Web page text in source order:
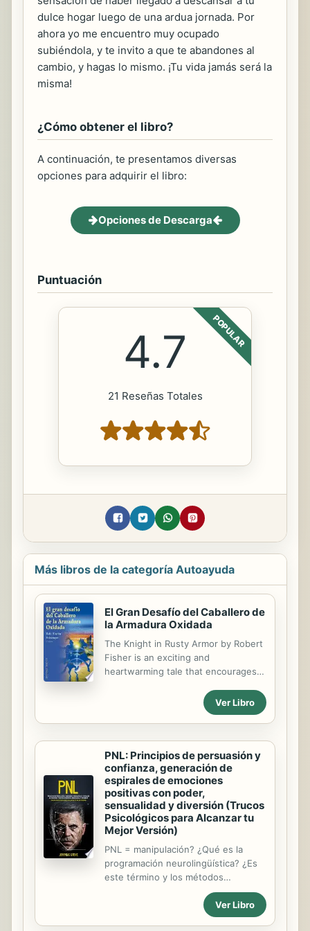
dulce hogar luego de una ardua jornada. Por
ahora yo me encuentro muy ocupado
subiéndola, y te invito a que te abandones al
cambio, y hagas lo mismo. ¡Tu vida jamás será la
misma!
¿Cómo obtener el libro?
A continuación, te presentamos diversas
opciones para adquirir el libro:
Opciones de Descarga
Puntuación
POPULAR
4.7
21 Reseñas Totales
Más libros de la categoría Autoayuda
El Gran Desafío del Caballero de
la Armadura Oxidada
The Knight in Rusty Armor by Robert
Fisher is an exciting and
heartwarming tale that encourages
has become a true classic. The
knight, archetype of the human soul,
will travel a path of self-rectification
and expansion of his consciousness
to free himself from the bonds of his
armor and thus return to the Source.
The wisdom conveyed in this book is
timeless and non-denominational, so
it can be approached from an infinite
number of points of view. In the
present work, Rabbi Aharon
Shlezinger makes a paraphrase of
the original book based and
supported by the...
Ver Libro
PNL: Principios de persuasión y
confianza, generación de
espirales de emociones
positivas con poder,
sensualidad y diversión (Trucos
Psicológicos para Alcanzar tu
Mejor Versión)
PNL = manipulación? ¿Qué es la
programación neurolingüística? ¿Es
este término y los métodos
utilizados para manipularlo? Sí, es
manipulación. Sin embargo, el factor
decisivo es cómo se usa la
Ver Libro